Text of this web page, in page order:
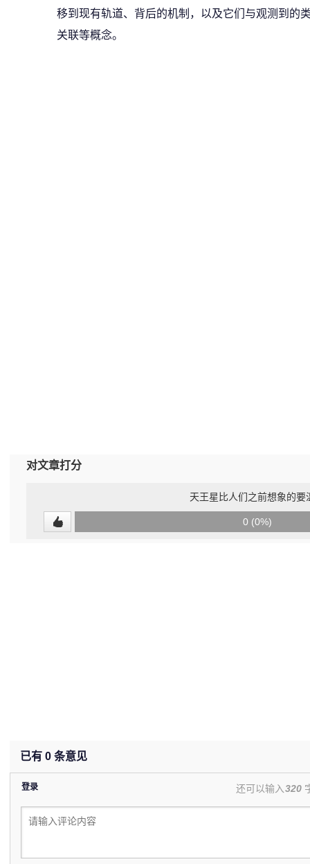
移到现有轨道、背后的机制，以及它们与观测到的
关联等概念。
对文章打分
天王星比人们之前想象的要
0 (0%)
已有 0 条意见
登录 还可以输入320